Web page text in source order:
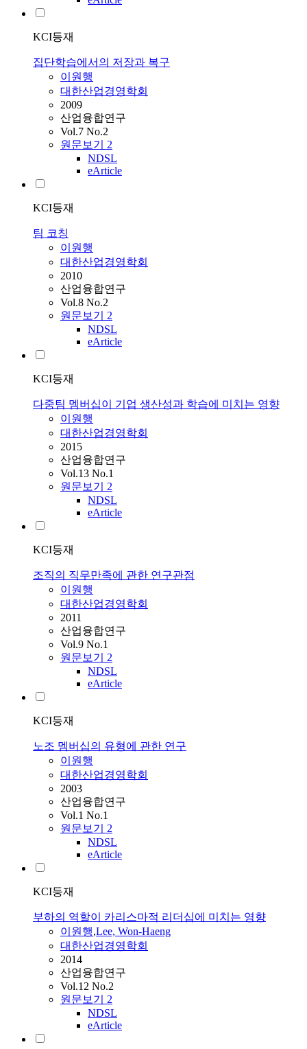
KCI등재
집단학습에서의 저장과 복구
이원행
대한산업경영학회
2009
산업융합연구
Vol.7 No.2
원문보기 2
NDSL
eArticle
KCI등재
팀 코칭
이원행
대한산업경영학회
2010
산업융합연구
Vol.8 No.2
원문보기 2
NDSL
eArticle
KCI등재
다중팀 멤버십이 기업 생산성과 학습에 미치는 영향
이원행
대한산업경영학회
2015
산업융합연구
Vol.13 No.1
원문보기 2
NDSL
eArticle
KCI등재
조직의 직무만족에 관한 연구관점
이원행
대한산업경영학회
2011
산업융합연구
Vol.9 No.1
원문보기 2
NDSL
eArticle
KCI등재
노조 멤버십의 유형에 관한 연구
이원행
대한산업경영학회
2003
산업융합연구
Vol.1 No.1
원문보기 2
NDSL
eArticle
KCI등재
부하의 역할이 카리스마적 리더십에 미치는 영향
이원행,Lee, Won-Haeng
대한산업경영학회
2014
산업융합연구
Vol.12 No.2
원문보기 2
NDSL
eArticle